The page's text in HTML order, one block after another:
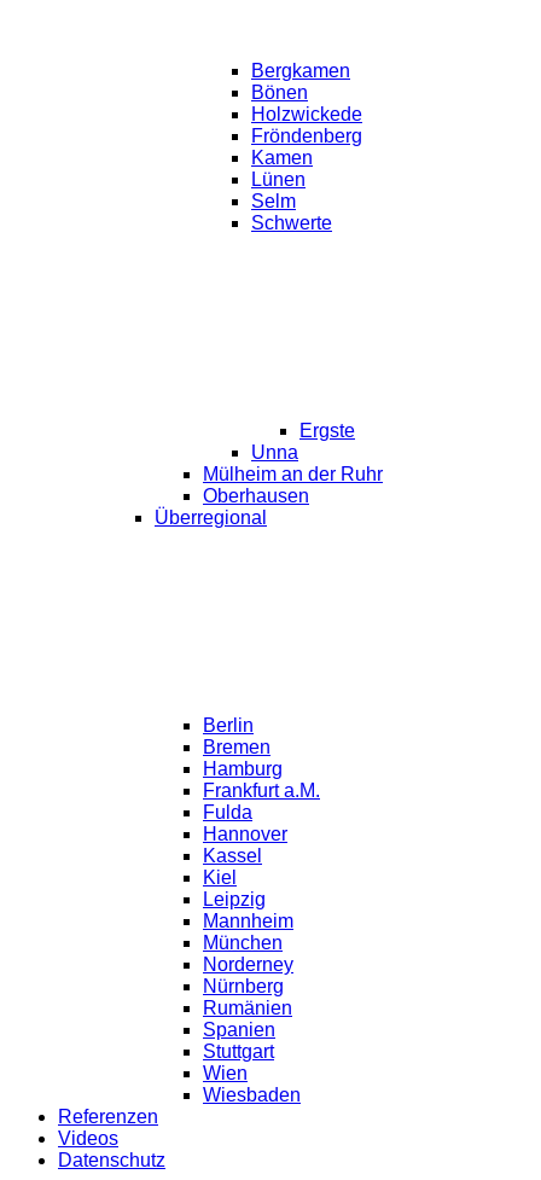
Bergkamen
Bönen
Holzwickede
Fröndenberg
Kamen
Lünen
Selm
Schwerte
Ergste
Unna
Mülheim an der Ruhr
Oberhausen
Überregional
Berlin
Bremen
Hamburg
Frankfurt a.M.
Fulda
Hannover
Kassel
Kiel
Leipzig
Mannheim
München
Norderney
Nürnberg
Rumänien
Spanien
Stuttgart
Wien
Wiesbaden
Referenzen
Videos
Datenschutz